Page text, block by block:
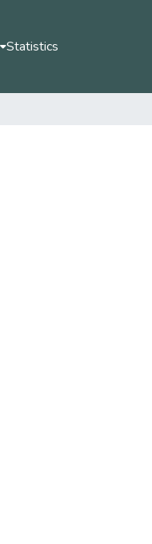
Statistics